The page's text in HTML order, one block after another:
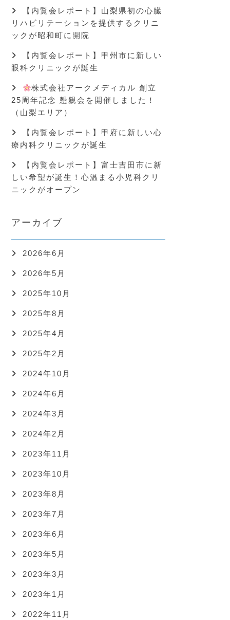
【内覧会レポート】山梨県初の心臓
リハビリテーションを提供するクリニ
ックが昭和町に開院
【内覧会レポート】甲州市に新しい
眼科クリニックが誕生
株式会社アークメディカル 創立
25周年記念 懇親会を開催しました！
（山梨エリア）
【内覧会レポート】甲府に新しい心
療内科クリニックが誕生
【内覧会レポート】富士吉田市に新
しい希望が誕生！心温まる小児科クリ
ニックがオープン
アーカイブ
2026年6月
2026年5月
2025年10月
2025年8月
2025年4月
2025年2月
2024年10月
2024年6月
2024年3月
2024年2月
2023年11月
2023年10月
2023年8月
2023年7月
2023年6月
2023年5月
2023年3月
2023年1月
2022年11月